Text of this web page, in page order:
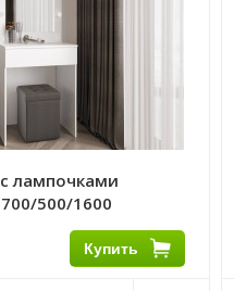
лампочками
500/1600
Купить